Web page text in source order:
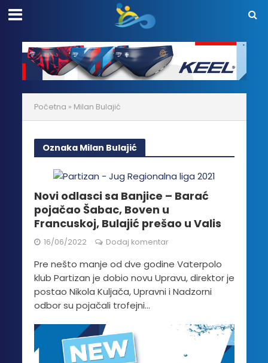
Početna » Milan Bulajić
Oznaka Milan Bulajić
Novi odlasci sa Banjice – Barać
pojačao Šabac, Boven u
Francuskoj, Bulajić prešao u Valis
16/06/2022 Dodaj komentar
Pre nešto manje od dve godine Vaterpolo
klub Partizan je dobio novu Upravu, direktor je
postao Nikola Kuljača, Upravni i Nadzorni
odbor su pojačali trofejni...